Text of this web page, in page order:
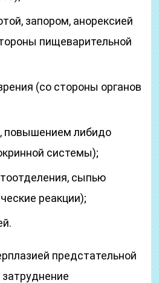
запором, анорексией
пищеварительной
(со стороны органов
повышением либидо
системы);
сыпью
реакции);
предстательной